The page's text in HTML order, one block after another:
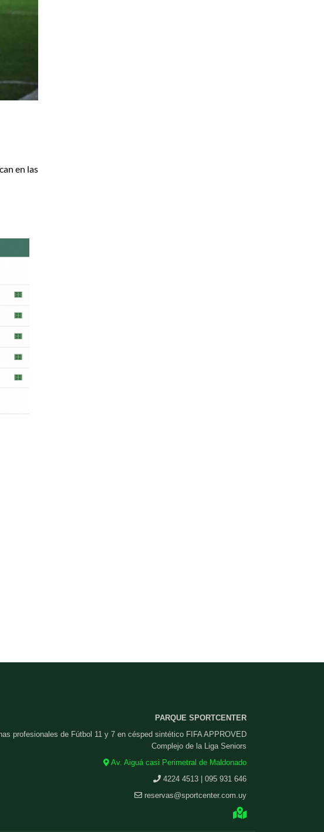
en las
PARQUE SPORTCENTER
profesionales de Fútbol 11 y 7 en césped sintético FIFA APPROVED
Complejo de la Liga Seniors
Av. Aiguá casi Perimetral de Maldonado
4224 4513 | 095 931 646
reservas@sportcenter.com.uy